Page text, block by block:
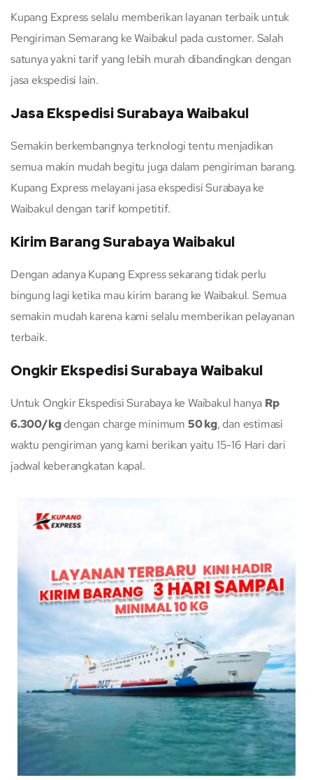
Kupang Express selalu memberikan layanan terbaik untuk
Pengiriman Semarang ke Waibakul pada customer. Salah
satunya yakni tarif yang lebih murah dibandingkan dengan
jasa ekspedisi lain.
Jasa Ekspedisi Surabaya Waibakul
Semakin berkembangnya terknologi tentu menjadikan
semua makin mudah begitu juga dalam pengiriman barang.
Kupang Express melayani jasa ekspedisi Surabaya ke
Waibakul dengan tarif kompetitif.
Kirim Barang Surabaya Waibakul
Dengan adanya Kupang Express sekarang tidak perlu
bingung lagi ketika mau kirim barang ke Waibakul. Semua
semakin mudah karena kami selalu memberikan pelayanan
terbaik.
Ongkir Ekspedisi Surabaya Waibakul
Untuk Ongkir Ekspedisi Surabaya ke Waibakul hanya Rp
6.300/kgdengan charge minimum 50 kg, dan estimasi
waktu pengiriman yang kami berikan yaitu 15-16 Hari dari
jadwal keberangkatan kapal.